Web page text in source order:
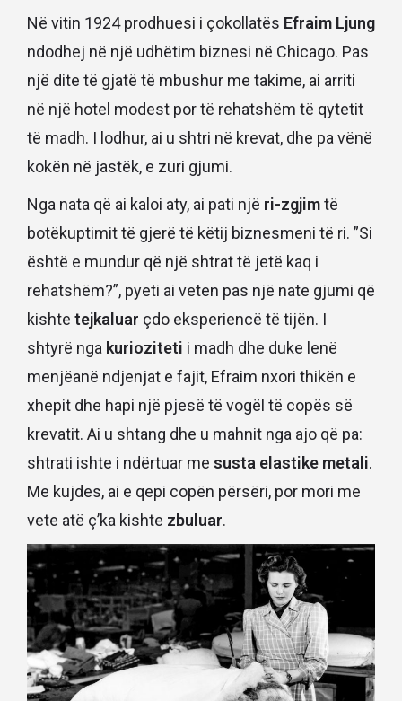
Në vitin 1924 prodhuesi i çokollatës Efraim Ljung
ndodhej në një udhëtim biznesi në Chicago. Pas
një dite të gjatë të mbushur me takime, ai arriti
në një hotel modest por të rehatshëm të qytetit
të madh. I lodhur, ai u shtri në krevat, dhe pa vënë
kokën në jastëk, e zuri gjumi.
Nga nata që ai kaloi aty, ai pati një ri-zgjimtë
botëkuptimit të gjerë të këtij biznesmeni të ri. ”Si
është e mundur që një shtrat të jetë kaq i
rehatshëm?”, pyeti ai veten pas një nate gjumi që
kishte tejkaluar çdo eksperiencë të tijën. I
shtyrë nga kurioziteti i madh dhe duke lenë
menjëanë ndjenjat e fajit, Efraim nxori thikën e
xhepit dhe hapi një pjesë të vogël të copës së
krevatit. Ai u shtang dhe u mahnit nga ajo që pa:
shtrati ishte i ndërtuar me susta elastike metali.
Me kujdes, ai e qepi copën përsëri, por mori me
vete atë ç’ka kishte zbuluar.